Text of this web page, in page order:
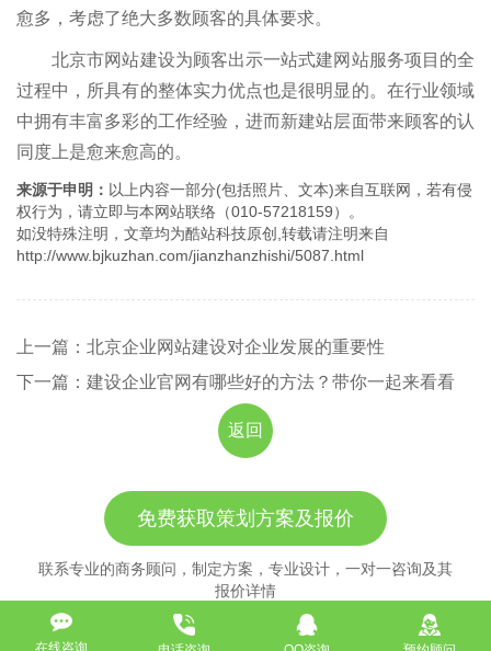
愈多，考虑了绝大多数顾客的具体要求。
北京市网站建设为顾客出示一站式建网站服务项目的全
过程中，所具有的整体实力优点也是很明显的。在行业领域
中拥有丰富多彩的工作经验，进而新建站层面带来顾客的认
同度上是愈来愈高的。
来源于申明： 以上内容一部分(包括照片、文本)来自互联网，若有侵
权行为，请立即与本网站联络（010-57218159）。
如没特殊注明，文章均为酷站科技原创,转载请注明来自
http://www.bjkuzhan.com/jianzhanzhishi/5087.html
上一篇：北京企业网站建设对企业发展的重要性
下一篇：建设企业官网有哪些好的方法？带你一起来看看
返回
免费获取策划方案及报价
联系专业的商务顾问，制定方案，专业设计，一对一咨询及其
报价详情
服务热线
在线咨询